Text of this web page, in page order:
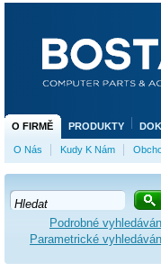
Podrobné
Parametrické
O FIRMĚ PRODUKTY
O Nás Kudy K Nám